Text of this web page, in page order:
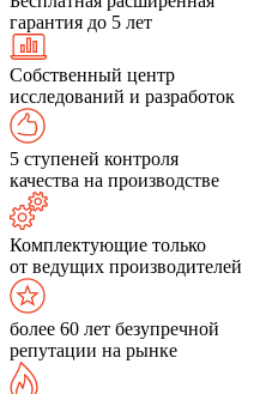
гарантия до 5 лет
Собственный центр
исследований и разработок
5 ступеней контроля
качества на производстве
Комплектующие только
от ведущих производителей
более 60 лет безупречной
репутации на рынке